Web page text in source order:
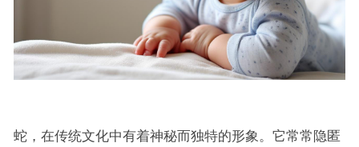
蛇，在传统文化中有着神秘而独特的形象。它常常隐匿